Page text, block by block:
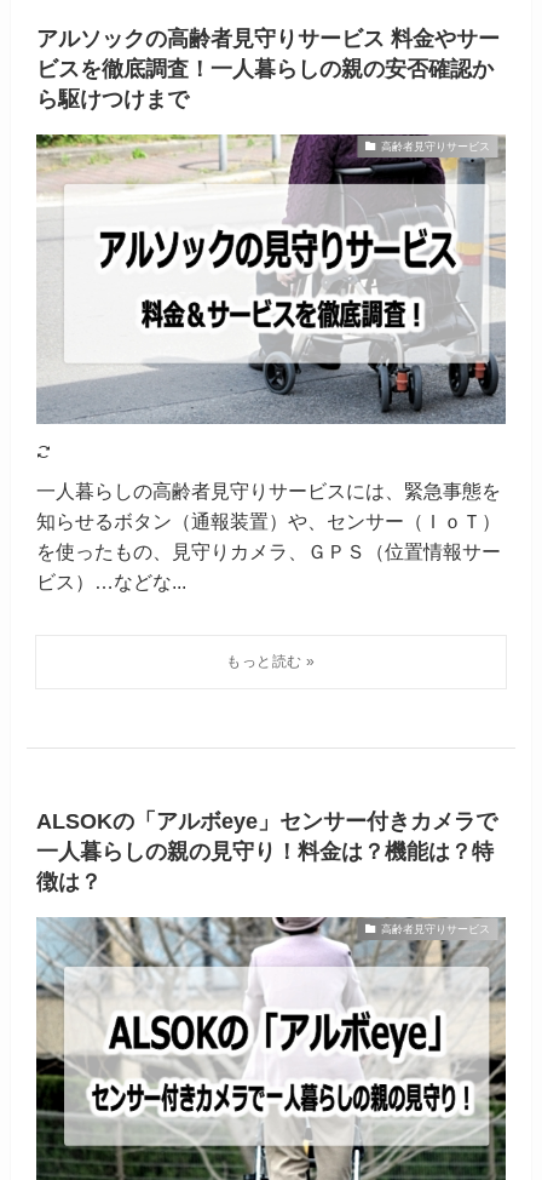
アルソックの高齢者見守りサービス 料金やサー
ビスを徹底調査！一人暮らしの親の安否確認か
ら駆けつけまで
高齢者見守りサービス
一人暮らしの高齢者見守りサービスには、緊急事態を
知らせるボタン（通報装置）や、センサー（ＩｏＴ）
を使ったもの、見守りカメラ、ＧＰＳ（位置情報サー
ビス）…などな...
ALSOKの「アルボeye」センサー付きカメラで
一人暮らしの親の見守り！料金は？機能は？特
徴は？
高齢者見守りサービス